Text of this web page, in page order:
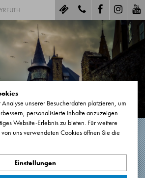
als szenische Lesung
unserer Besucherdaten platzieren, um
personalisierte Inhalte anzuzeigen
Website-Erlebnis zu bieten. Für weitere
uns verwendeten Cookies öffnen Sie die
Einstellungen